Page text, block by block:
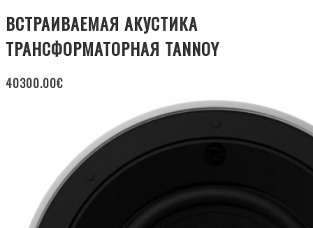
ВСТРАИВАЕМАЯ АКУСТИКА
ТРАНСФОРМАТОРНАЯ TANNOY
40300.00€